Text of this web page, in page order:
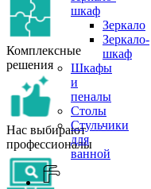
шкаф
Зеркало
Зеркало-
шкаф
Шкафы
и
пеналы
Столы
Стульчики
для
ванной
Комплексные
решения
Нас выбирают
профессионалы